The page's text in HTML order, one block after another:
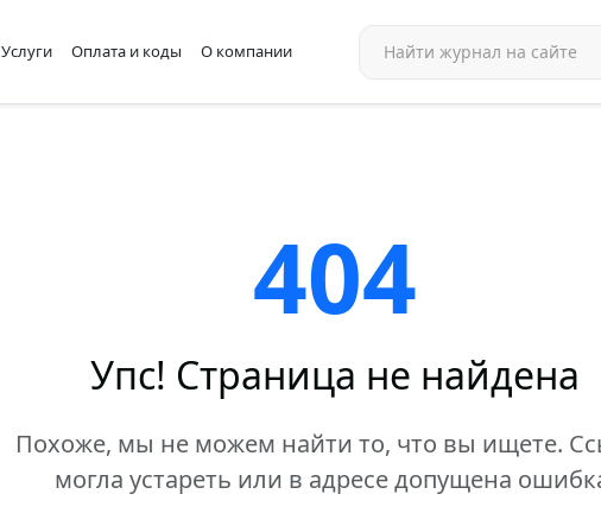
Услуги Оплата и коды О компании
404
Упс! Страница не найдена
Похоже, мы не можем найти то, что вы ищете.
могла устареть или в адресе допущена